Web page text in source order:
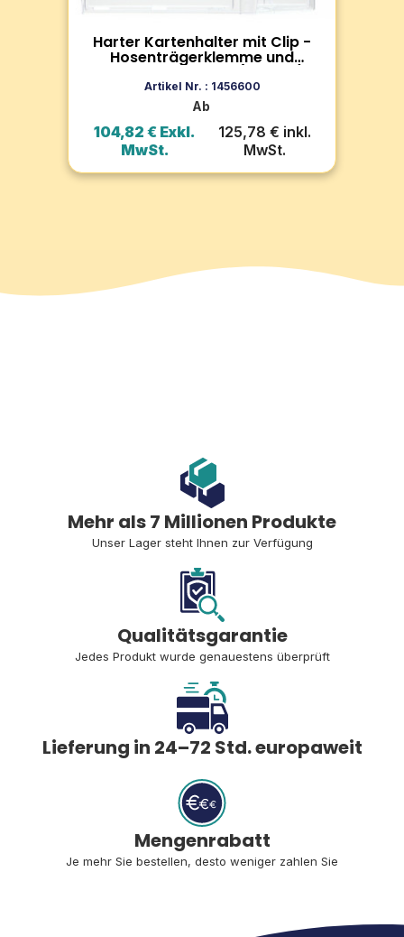
Harter Kartenhalter mit Clip -
Hosenträgerklemme und
Artikel Nr. : 1456600
Ab
104,82 € Exkl.
MwSt.
125,78 € inkl.
MwSt.
Zum Produkt
In den Warenkorb
Mehr als 7 Millionen Produkte
Unser Lager steht Ihnen zur Verfügung
Qualitätsgarantie
Jedes Produkt wurde genauestens überprüft
Lieferung in 24–72 Std. europaweit
Mengenrabatt
Je mehr Sie bestellen, desto weniger zahlen Sie